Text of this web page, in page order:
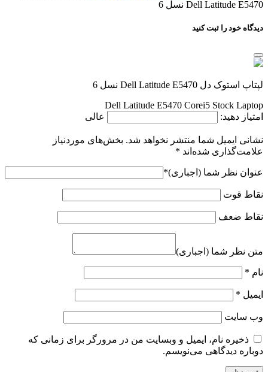
Dell Latitude E5470 نسل 6
دیدگاه خود را ثبت کنید
لپتاپ استوک دل Dell Latitude E5470 نسل 6
Dell Latitude E5470 Corei5 Stock Laptop
امتیاز دهید:
عالی
نشانی ایمیل شما منتشر نخواهد شد. بخش‌های موردنیاز
علامت‌گذاری شده‌اند *
عنوان نظر شما (اجباری)*
نقاط قوت
نقاط ضعف
متن نظر شما (اجباری)
نام *
ایمیل *
وب‌ سایت
ذخیره نام، ایمیل و وبسایت من در مرورگر برای زمانی که
دوباره دیدگاهی می‌نویسم.